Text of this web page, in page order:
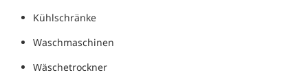
Kühlschränke
Waschmaschinen
Wäschetrockner